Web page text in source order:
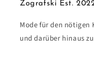
Zografski Est.
Mode für den nötigen
und darüber hinaus